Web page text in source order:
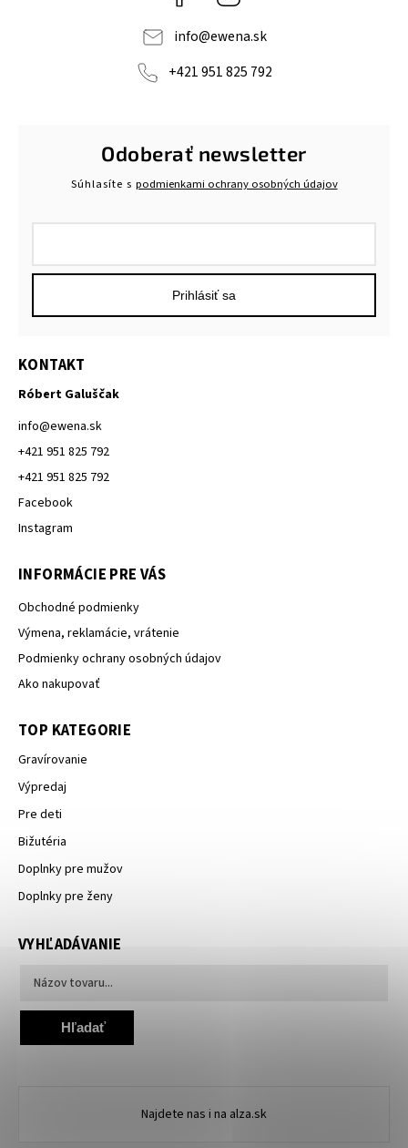
info@ewena.sk
+421 951 825 792
Odoberať newsletter
Súhlasíte s podmienkami ochrany osobných údajov
Prihlásiť sa
KONTAKT
Róbert Galuščak
info@ewena.sk
+421 951 825 792
+421 951 825 792
Facebook
Instagram
INFORMÁCIE PRE VÁS
Obchodné podmienky
Výmena, reklamácie, vrátenie
Podmienky ochrany osobných údajov
Ako nakupovať
TOP KATEGORIE
Gravírovanie
Výpredaj
Pre deti
Bižutéria
Doplnky pre mužov
Doplnky pre ženy
VYHĽADÁVANIE
Hľadať
Najdete nas i na alza.sk